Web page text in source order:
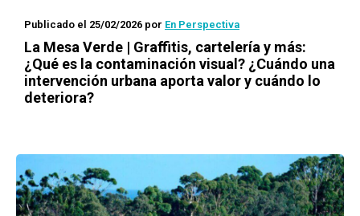
Publicado el 25/02/2026 por En Perspectiva
La Mesa Verde | Graffitis, cartelería y más:
¿Qué es la contaminación visual? ¿Cuándo una
intervención urbana aporta valor y cuándo lo
deteriora?